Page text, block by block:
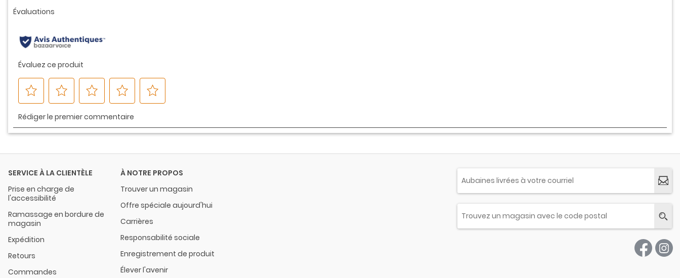
la
SERVICE À LA CLIENTÈLE
Prise en charge de
l'accessibilité
Ramassage en bordure de
magasin
Expédition
Retours
Commandes
À NOTRE PROPOS
Trouver un magasin
Offre spéciale aujourd'hui
Carrières
Responsabilité sociale
Enregistrement de produit
Élever l'avenir